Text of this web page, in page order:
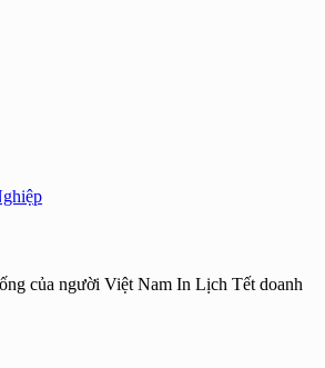
của người Việt Nam In Lịch Tết doanh